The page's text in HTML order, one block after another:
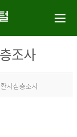
조사
자심층조사